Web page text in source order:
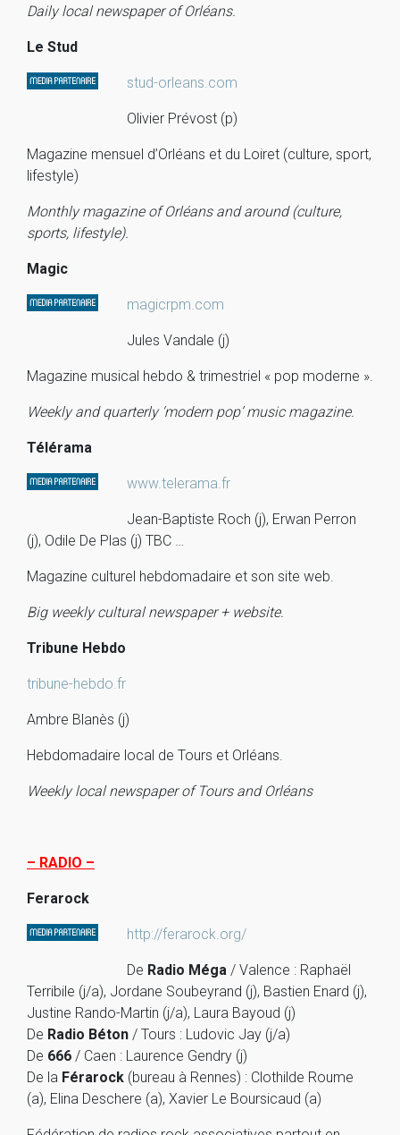
Daily local newspaper of Orléans.
Le Stud
stud-orleans.com
Olivier Prévost (p)
Magazine mensuel d’Orléans et du Loiret (culture, sport,
lifestyle)
Monthly magazine of Orléans and around (culture,
sports, lifestyle).
Magic
magicrpm.com
Jules Vandale (j)
Magazine musical hebdo & trimestriel « pop moderne ».
Weekly and quarterly ‘modern pop’ music magazine.
Télérama
www.telerama.fr
Jean-Baptiste Roch (j), Erwan Perron
(j), Odile De Plas (j) TBC …
Magazine culturel hebdomadaire et son site web.
Big weekly cultural newspaper + website.
Tribune Hebdo
tribune-hebdo.fr
Ambre Blanès (j)
Hebdomadaire local de Tours et Orléans.
Weekly local newspaper of Tours and Orléans
– RADIO –
Ferarock
http://ferarock.org/
De Radio Méga / Valence : Raphaël
Terribile (j/a), Jordane Soubeyrand (j), Bastien Enard (j),
Justine Rando-Martin (j/a), Laura Bayoud (j)
De Radio Béton / Tours : Ludovic Jay (j/a)
De 666 / Caen : Laurence Gendry (j)
De la Férarock (bureau à Rennes) : Clothilde Roume
(a), Elina Deschere (a), Xavier Le Boursicaud (a)